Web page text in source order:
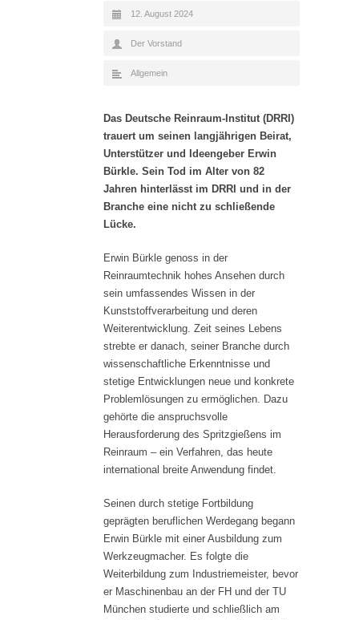
12. August 2024
Der Vorstand
Allgemein
Das Deutsche Reinraum-Institut (DRRI)
trauert um seinen langjährigen Beirat,
Unterstützer und Ideengeber Erwin
Bürkle. Sein Tod im Alter von 82
Jahren hinterlässt im DRRI und in der
Branche eine nicht zu schließende
Lücke.
Erwin Bürkle genoss in der
Reinraumtechnik hohes Ansehen durch
sein umfassendes Wissen in der
Kunststoffverarbeitung und deren
Weiterentwicklung. Zeit seines Lebens
strebte er danach, seiner Branche durch
wissenschaftliche Erkenntnisse und
stetige Entwicklungen neue und konkrete
Problemlösungen zu ermöglichen. Dazu
gehörte die anspruchsvolle
Herausforderung des Spritzgießens im
Reinraum – ein Verfahren, das heute
international breite Anwendung findet.
Seinen durch stetige Fortbildung
geprägten beruflichen Werdegang begann
Erwin Bürkle mit einer Ausbildung zum
Werkzeugmacher. Es folgte die
Weiterbildung zum Industriemeister, bevor
er Maschinenbau an der FH und der TU
München studierte und schließlich am